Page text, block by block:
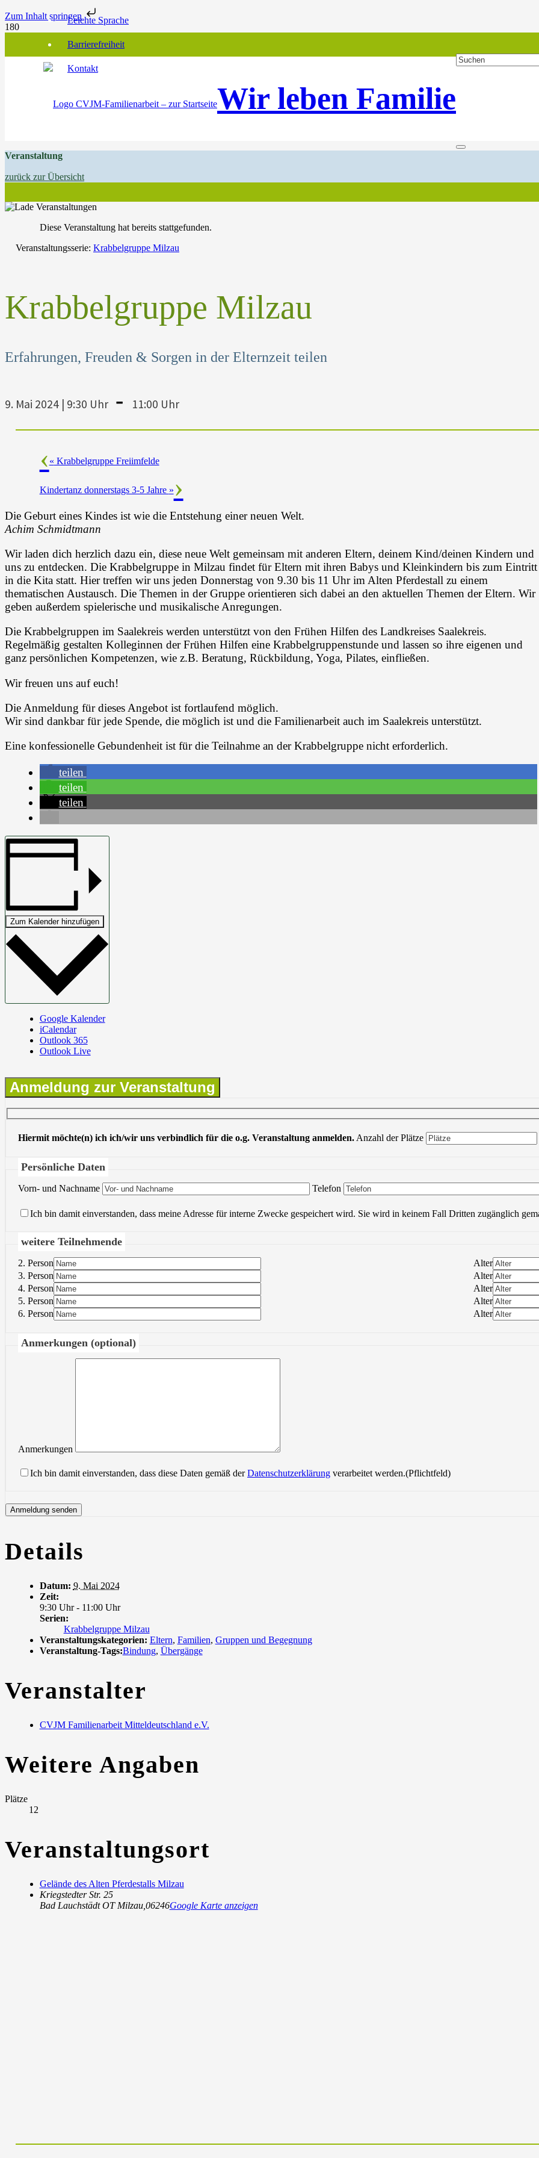
Zum Inhalt springenLeichte Sprache
Barrierefreiheit
Kontakt
Wir leben Familie
Veranstaltung
zurück zur Übersicht
Diese Veranstaltung hat bereits stattgefunden.
Veranstaltungsserie: Krabbelgruppe Milzau
Krabbelgruppe Milzau
Erfahrungen, Freuden & Sorgen in der Elternzeit teilen
9. Mai 2024 | 9:30 Uhr - 11:00 Uhr
« Krabbelgruppe Freiimfelde
Kindertanz donnerstags 3-5 Jahre »
Die Geburt eines Kindes ist wie die Entstehung einer neuen Welt.
Achim Schmidtmann
Wir laden dich herzlich dazu ein, diese neue Welt gemeinsam mit anderen Eltern, deinem Kind/deinen Kindern und
uns zu entdecken. Die Krabbelgruppe in Milzau findet für Eltern mit ihren Babys und Kleinkindern bis zum Eintritt
in die Kita statt. Hier treffen wir uns jeden Donnerstag von 9.30 bis 11 Uhr im Alten Pferdestall zu einem
thematischen Austausch. Die Themen in der Gruppe orientieren sich dabei an den aktuellen Themen der Eltern. Wir
geben außerdem spielerische und musikalische Anregungen.
Die Krabbelgruppen im Saalekreis werden unterstützt von den Frühen Hilfen des Landkreises Saalekreis.
Regelmäßig gestalten Kolleginnen der Frühen Hilfen eine Krabbelgruppenstunde und lassen so ihre eigenen und
ganz persönlichen Kompetenzen, wie z.B. Beratung, Rückbildung, Yoga, Pilates, einfließen.
Wir freuen uns auf euch!
Die Anmeldung für dieses Angebot ist fortlaufend möglich.
Wir sind dankbar für jede Spende, die möglich ist und die Familienarbeit auch im Saalekreis unterstützt.
Eine konfessionelle Gebundenheit ist für die Teilnahme an der Krabbelgruppe nicht erforderlich.
teilen
teilen
teilen
Zum Kalender hinzufügen
Google Kalender
iCalendar
Outlook 365
Outlook Live
Anmeldung zur Veranstaltung
Hiermit möchte(n) ich ich/wir uns verbindlich für die o.g. Veranstaltung anmelden. Anzahl der Plätze
Persönliche Daten
Vorn- und Nachname Bitte lasse dieses Feld leer.
Telefon
Ich bin damit einverstanden, dass meine Adresse für interne Zwecke gespeichert wird. Sie wird in keinem Fall Dritten zugänglich
weitere Teilnehmende
2. Person
Alter
3. Person
Alter
4. Person
Alter
5. Person
Alter
6. Person
Alter
Anmerkungen (optional)
Anmerkungen
Ich bin damit einverstanden, dass diese Daten gemäß derDatenschutzerklärung verarbeitet werden.(Pflichtfeld)
Details
Datum: 9. Mai 2024
Zeit:
9:30 Uhr - 11:00 Uhr
Serien:
Krabbelgruppe Milzau
Veranstaltungskategorien: Eltern, Familien, Gruppen und Begegnung
Veranstaltung-Tags:Bindung, Übergänge
Veranstalter
CVJM Familienarbeit Mitteldeutschland e.V.
Weitere Angaben
Plätze
12
Veranstaltungsort
Gelände des Alten Pferdestalls Milzau
Kriegstedter Str. 25
Bad Lauchstädt OT Milzau, 06246Google Karte anzeigen